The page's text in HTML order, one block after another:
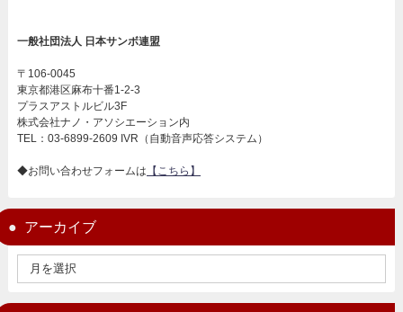
一般社団法人 日本サンボ連盟
〒106-0045
東京都港区麻布十番1-2-3
プラスアストルビル3F
株式会社ナノ・アソシエーション内
TEL：03-6899-2609 IVR（自動音声応答システム）
◆お問い合わせフォームは 【こちら】
アーカイブ